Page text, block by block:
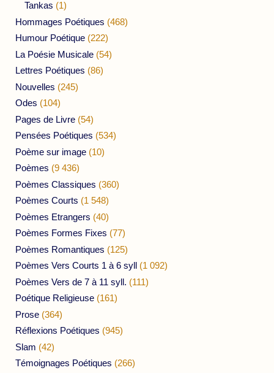
Tankas (1)
Hommages Poétiques (468)
Humour Poétique (222)
La Poésie Musicale (54)
Lettres Poétiques (86)
Nouvelles (245)
Odes (104)
Pages de Livre (54)
Pensées Poétiques (534)
Poème sur image (10)
Poèmes (9 436)
Poèmes Classiques (360)
Poèmes Courts (1 548)
Poèmes Etrangers (40)
Poèmes Formes Fixes (77)
Poèmes Romantiques (125)
Poèmes Vers Courts 1 à 6 syll (1 092)
Poèmes Vers de 7 à 11 syll. (111)
Poétique Religieuse (161)
Prose (364)
Réflexions Poétiques (945)
Slam (42)
Témoignages Poétiques (266)